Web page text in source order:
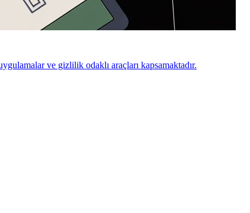
ve gizlilik odaklı araçları kapsamaktadır.